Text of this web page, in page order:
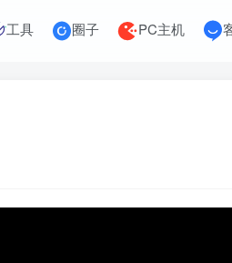
工具 圈子 PC主机